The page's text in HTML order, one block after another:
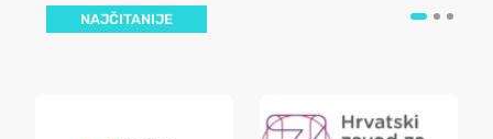
NAJČITANIJE